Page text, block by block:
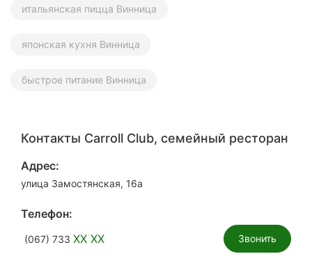
итальянская пицца Винница
японская кухня Винница
быстрое питание Винница
Контакты Carroll Club, семейный ресторан
Адрес:
улица Замостянская, 16а
Телефон:
(067) 733 XX XX Звонить